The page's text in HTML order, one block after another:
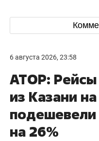
6 августа 2026, 23:58
АТОР: Рейсы
из Казани
на 26%